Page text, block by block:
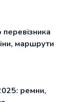
маршрути
ремни,